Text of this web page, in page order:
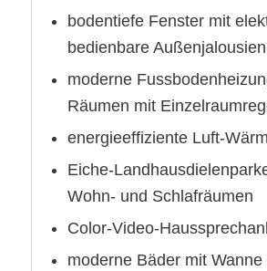
bodentiefe Fenster mit
bedienbare Außenjalousien
moderne
Räumen mit
energieeffiziente Luft-
Eiche-
Wohn- und Schlafräumen
Color-Video-
moderne Bäder mit Wanne